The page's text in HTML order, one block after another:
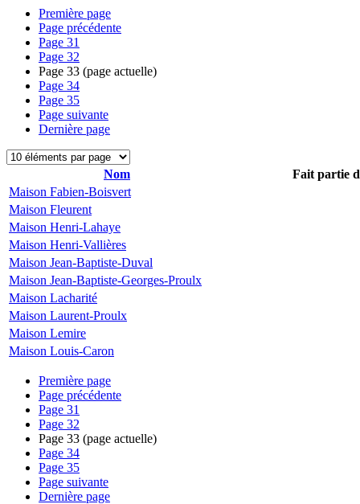
Première page
Page précédente
Page 31
Page 32
Page 33 (page actuelle)
Page 34
Page 35
Page suivante
Dernière page
Nom
Fait partie
Maison Fabien-Boisvert
Maison Fleurent
Maison Henri-Lahaye
Maison Henri-Vallières
Maison Jean-Baptiste-Duval
Maison Jean-Baptiste-Georges-Proulx
Maison Lacharité
Maison Laurent-Proulx
Maison Lemire
Maison Louis-Caron
Première page
Page précédente
Page 31
Page 32
Page 33 (page actuelle)
Page 34
Page 35
Page suivante
Dernière page